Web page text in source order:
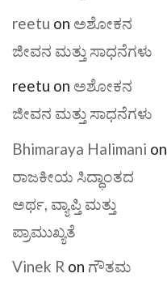
reetu on ಅಶೋಕನ
ಜೀವನ ಮತ್ತು ಸಾಧನೆಗಳು
reetu on ಅಶೋಕನ
ಜೀವನ ಮತ್ತು ಸಾಧನೆಗಳು
Bhimaraya Halimani on
ರಾಜಕೀಯ ಸಿದ್ಧಾಂತದ
ಅರ್ಥ, ವ್ಯಾಪ್ತಿ ಮತ್ತು
ಪ್ರಾಮುಖ್ಯತೆ
Vinek R on ಗೌತಮ